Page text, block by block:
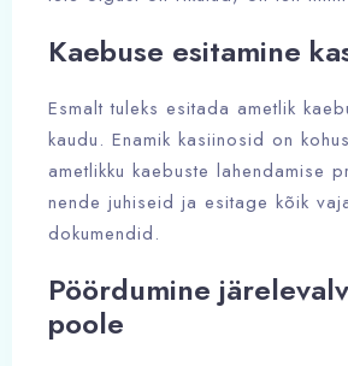
Kaebuse esitamine
Esmalt tuleks esitada ametlik
kaudu. Enamik kasiinosid on
ametlikku kaebuste lahendamise
nende juhiseid ja esitage kõik
dokumendid.
Pöördumine
poole